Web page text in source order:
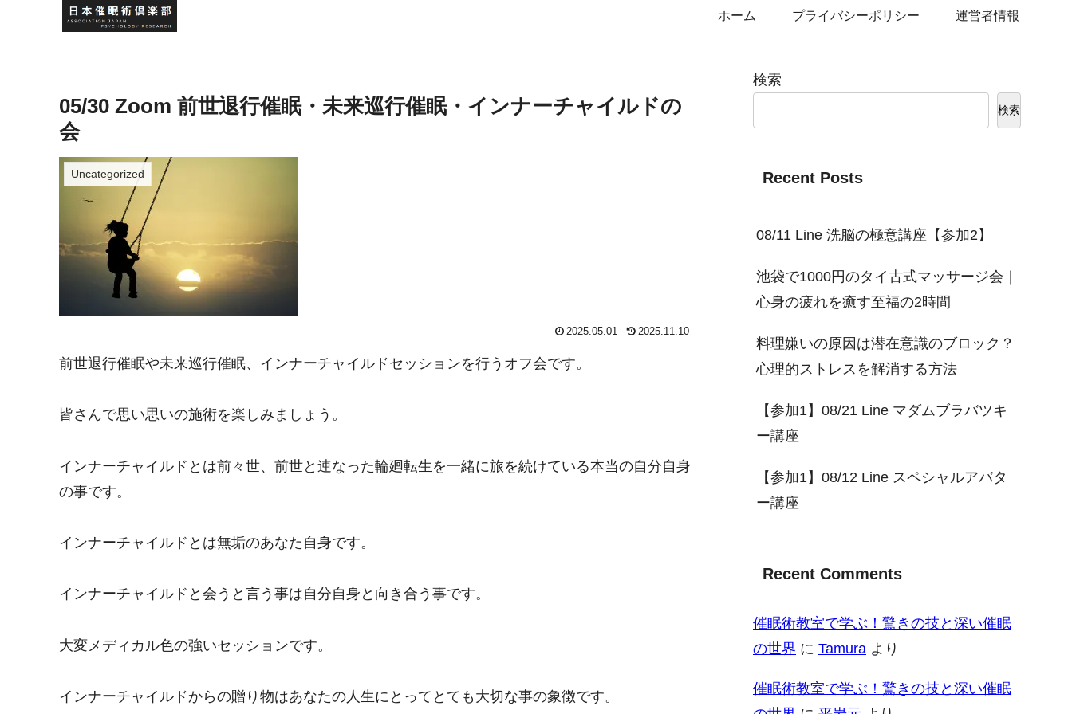
ホーム プライバシーポリシー 運営者情報
05/30 Zoom 前世退行催眠・未来巡行催眠・インナーチャイルドの
会
Uncategorized
2025.05.01 2025.11.10
前世退行催眠や未来巡行催眠、インナーチャイルドセッションを行うオフ会です。
皆さんで思い思いの施術を楽しみましょう。
インナーチャイルドとは前々世、前世と連なった輪廻転生を一緒に旅を続けている本当の自分自身
の事です。
インナーチャイルドとは無垢のあなた自身です。
インナーチャイルドと会うと言う事は自分自身と向き合う事です。
大変メディカル色の強いセッションです。
インナーチャイルドからの贈り物はあなたの人生にとってとても大切な事の象徴です。
検索
検索
Recent Posts
08/11 Line 洗脳の極意講座【参加2】
池袋で1000円のタイ古式マッサージ会｜
心身の疲れを癒す至福の2時間
料理嫌いの原因は潜在意識のブロック？
心理的ストレスを解消する方法
【参加1】08/21 Line マダムブラバツキ
ー講座
【参加1】08/12 Line スペシャルアバタ
ー講座
Recent Comments
催眠術教室で学ぶ！驚きの技と深い催眠
の世界 に Tamura より
催眠術教室で学ぶ！驚きの技と深い催眠